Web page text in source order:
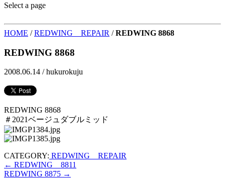
Select a page
HOME /REDWING REPAIR /REDWING 8868
REDWING 8868
2008.06.14 /hukurokuju
REDWING 8868
＃2021ベージュダブルミッド
CATEGORY: REDWING REPAIR
← REDWING 8811
REDWING 8875 →